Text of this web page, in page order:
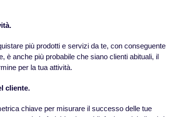
più prodotti e servizi da te, con conseguente
è anche più probabile che siano clienti abituali, il
per la tua attività.
cliente.
chiave per misurare il successo delle tue